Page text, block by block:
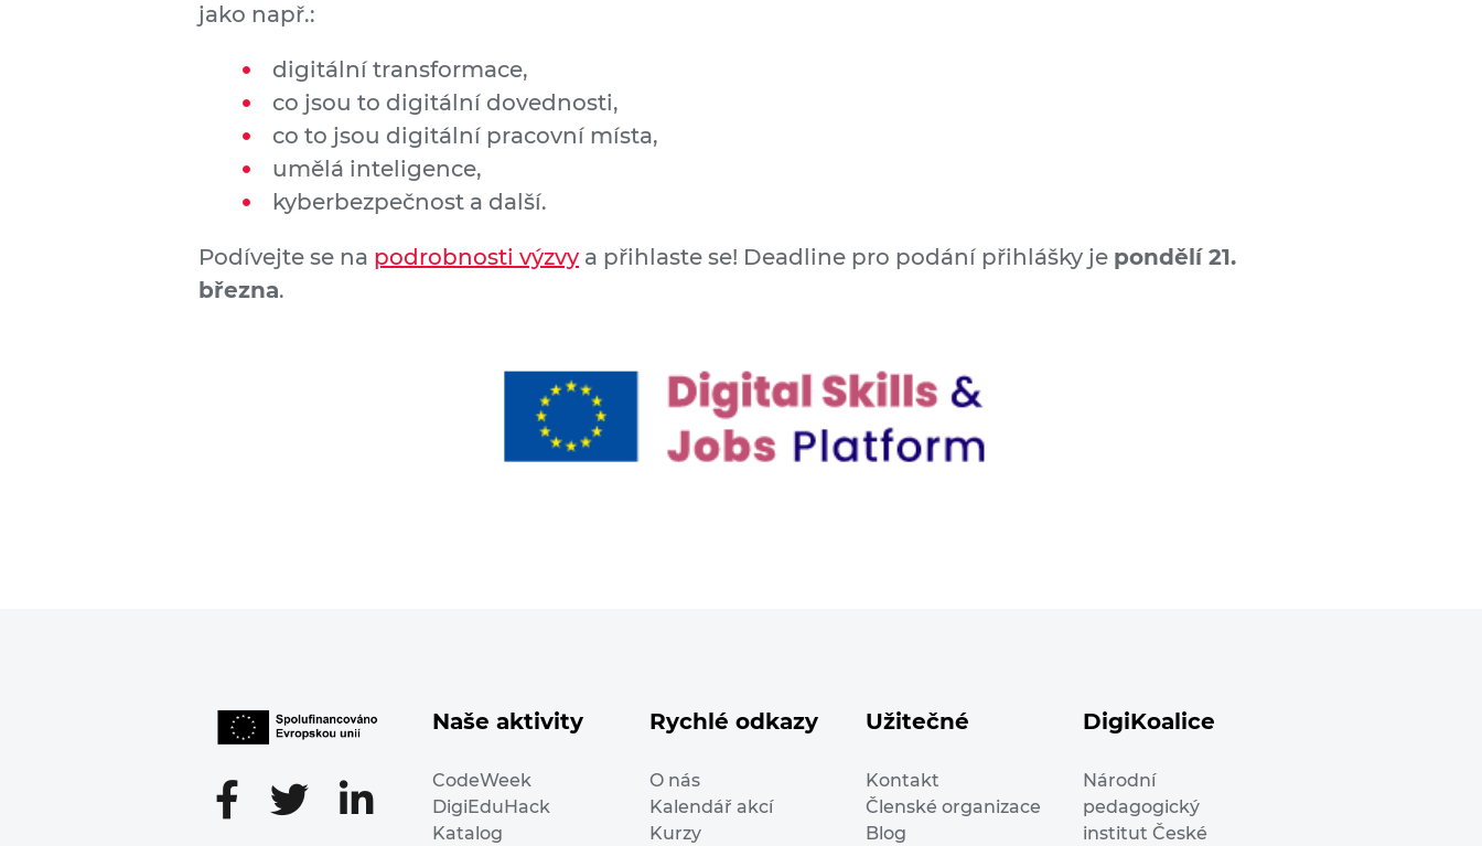
jako např.:
digitální transformace,
co jsou to digitální dovednosti,
co to jsou digitální pracovní místa,
umělá inteligence,
kyberbezpečnost a další.
Podívejte se na podrobnosti výzvy a přihlaste se! Deadline pro podání přihlášky je pondělí 21.
března.
Naše aktivity
CodeWeek
DigiEduHack
Katalog
Rychlé odkazy
O nás
Kalendář akcí
Kurzy
Užitečné
Kontakt
Členské organizace
Blog
DigiKoalice
Národní
pedagogický
institut České